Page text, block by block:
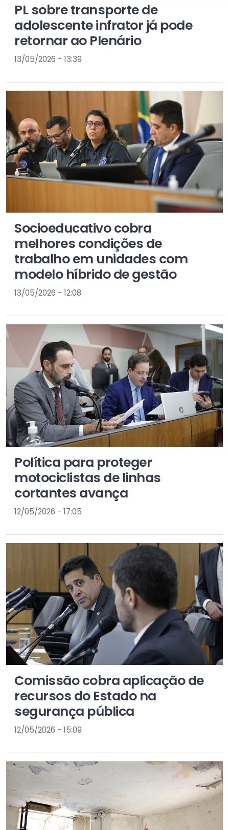
PL sobre transporte de
adolescente infrator já pode
retornar ao Plenário
13/05/2026 - 13:39
Socioeducativo cobra
melhores condições de
trabalho em unidades com
modelo híbrido de gestão
13/05/2026 - 12:08
Política para proteger
motociclistas de linhas
cortantes avança
12/05/2026 - 17:05
Comissão cobra aplicação de
recursos do Estado na
segurança pública
12/05/2026 - 15:09